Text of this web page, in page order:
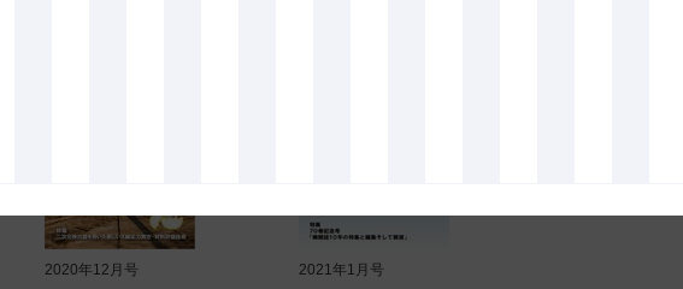
2020年12月号 2021年1月号